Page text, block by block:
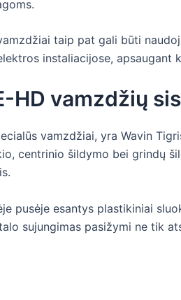
taip pat gali būti
instaliacijose, apsaugant
HD vamzdžių
vamzdžiai, yra Wavin
centrinio šildymo bei grindų
pusėje esantys plastikiniai
sujungimas pasižymi ne tik